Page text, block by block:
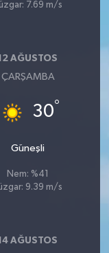
7.69 m/s
AĞUSTOS
ÇARŞAMBA
30°
Güneşli
Nem: %41
9.39 m/s
AĞUSTOS